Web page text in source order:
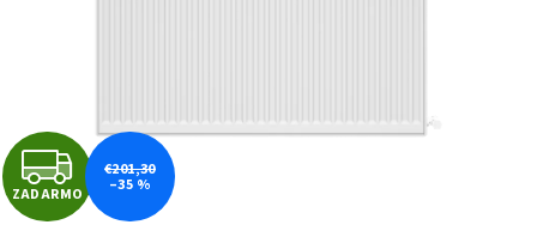
Z
A
ZADARMO
€201,30
–35 %